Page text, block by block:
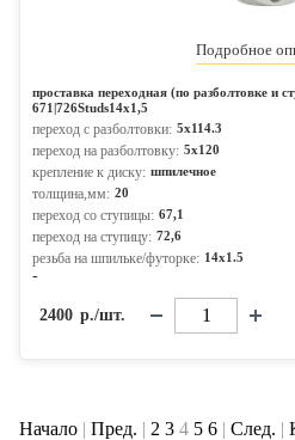
Подробное
проставка переходная (по разболтовке и
671|726Studs14x1,5
переход с разболтовки: 5x114.3
переход на разболтовку: 5x120
крепление к диску: шпилечное
толщина,мм: 20
переход со ступицы: 67,1
переход на ступицу: 72,6
резьба на шпильке/футорке: 14x1.5
-
2400 р./шт.
Начало | Пред. | 2 3 4 5 6 | След. |